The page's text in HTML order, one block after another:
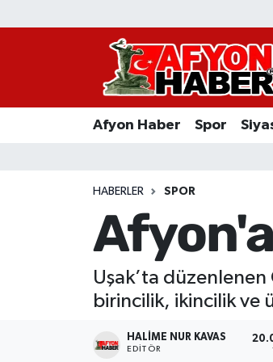
Afyon Haber Spor
HABERLER SPOR
Uşak’ta düzenlenen
birincilik, ikincilik ve
HALIME NUR KAVAS
EDITÖR
Afyon Haber
Asayiş Yaşam
Sivil Toplum
Ekonomi